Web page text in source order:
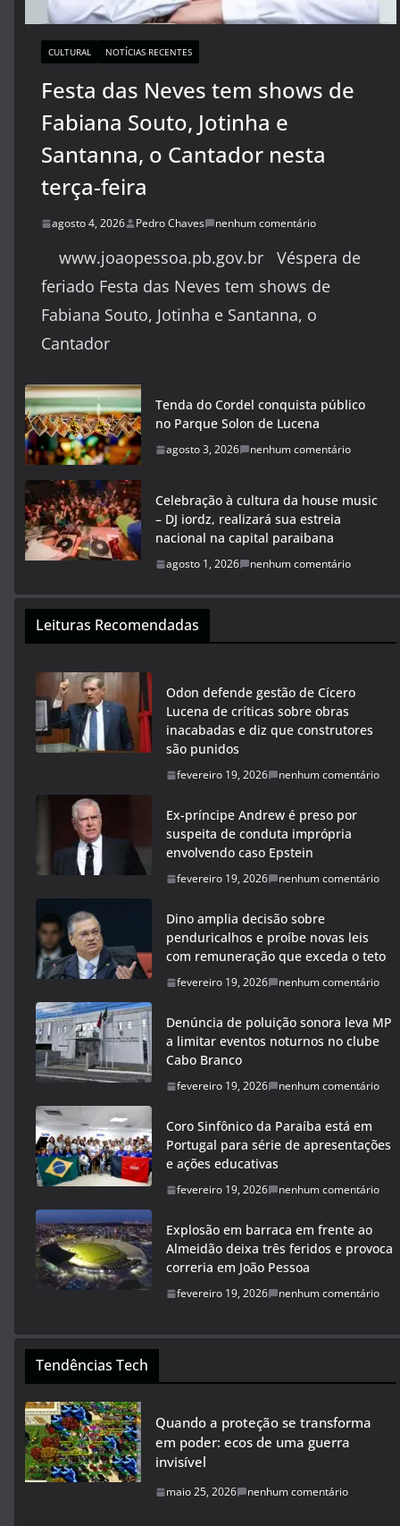
CULTURAL NOTÍCIAS RECENTES
Festa das Neves tem shows de
Fabiana Souto, Jotinha e
Santanna, o Cantador nesta
terça-feira
agosto 4, 2026 Pedro Chaves nenhum comentário
www.joaopessoa.pb.gov.br Véspera de
feriado Festa das Neves tem shows de
Fabiana Souto, Jotinha e Santanna, o
Cantador
Tenda do Cordel conquista público
no Parque Solon de Lucena
agosto 3, 2026 nenhum comentário
Celebração à cultura da house music
– DJ iordz, realizará sua estreia
nacional na capital paraibana
agosto 1, 2026 nenhum comentário
Leituras Recomendadas
Odon defende gestão de Cícero
Lucena de críticas sobre obras
inacabadas e diz que construtores
são punidos
fevereiro 19, 2026 nenhum comentário
Ex-príncipe Andrew é preso por
suspeita de conduta imprópria
envolvendo caso Epstein
fevereiro 19, 2026 nenhum comentário
Dino amplia decisão sobre
penduricalhos e proíbe novas leis
com remuneração que exceda o teto
fevereiro 19, 2026 nenhum comentário
Denúncia de poluição sonora leva MP
a limitar eventos noturnos no clube
Cabo Branco
fevereiro 19, 2026 nenhum comentário
Coro Sinfônico da Paraíba está em
Portugal para série de apresentações
e ações educativas
fevereiro 19, 2026 nenhum comentário
Explosão em barraca em frente ao
Almeidão deixa três feridos e provoca
correria em João Pessoa
fevereiro 19, 2026 nenhum comentário
Tendências Tech
Quando a proteção se transforma
em poder: ecos de uma guerra
invisível
maio 25, 2026 nenhum comentário